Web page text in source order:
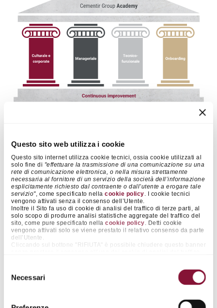
Questo sito web utilizza i cookie
Questo sito internet utilizza cookie tecnici, ossia cookie utilizzati al
solo fine di "effettuare la trasmissione di una comunicazione su una
rete di comunicazione elettronica, o nella misura strettamente
necessaria al fornitore di un servizio della società dell’informazione
esplicitamente richiesto dal contraente o dall’utente a erogare tale
servizio", come specificato nella cookie policy . I cookie tecnici
vengono attivati senza il consenso dell’Utente.
Inoltre il Sito fa uso di cookie di analisi del traffico di terze parti, al
solo scopo di produrre analisi statistiche aggregate del traffico del
sito, come pure specificato nella cookie policy . Detti cookie
vengono attivati solo se viene prestato il relativo consenso da parte
dell’Utente.
Cliccando sul bottone "RIFIUTA" è possibile chiudere questo banner
possibile accettare il posizionamento di tutti tali cookie.
Cliccando su "ACCETTA SELEZIONATI" è possibile prestare il
“Preferenze” e “Statistiche”. La medesima funzionalità è resa
delNecessari
organizzazione e faciliti il raggiungimento dei propri obiettivi
strategici in modo efficace e sostenibile.
LaCementir Academyè un abilitatore della strategia aziendale e
un acceleratore dello sviluppo individuale grazie ad iniziative di
formazione interna ed esterna che abbracciano quattro macro-
filoni:
Culturale e corporate
Manageriale
Tecnico-funzionale